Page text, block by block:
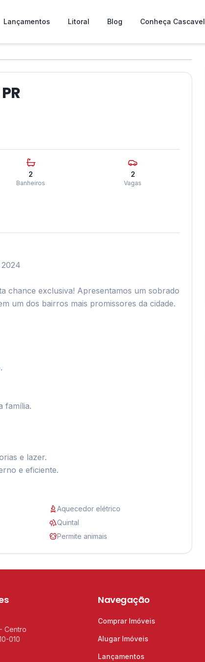
Lançamentos Litoral Blog Conheça Cascavel
❯
2
Banheiros
2
Vagas
chance exclusiva! Apresentamos um sobrado
um dos bairros mais promissores da cidade.
família.
e lazer.
e eficiente.
Aquecedor elétrico
Quintal
Permite animais
Centro
010
Navegação
Comprar Imóveis
Alugar Imóveis
Lançamentos